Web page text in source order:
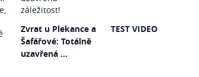
Zvrat u Plekance a
Šafářové: Totálně
uzavřená ...
TEST VIDEO